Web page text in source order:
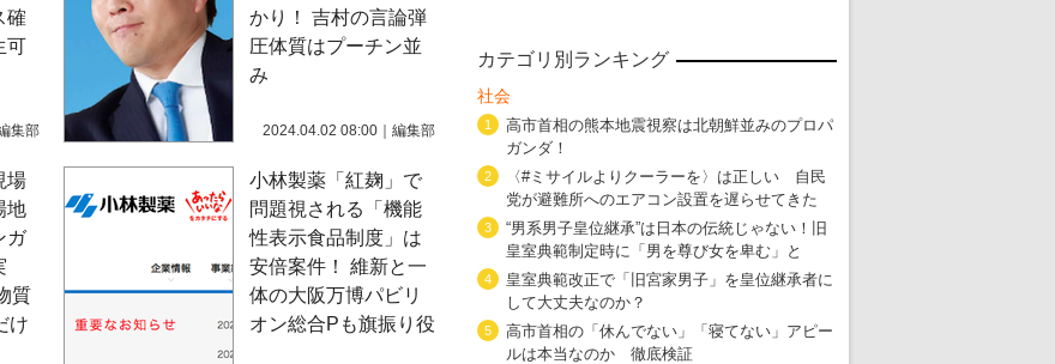
確
可
集部
かり！ 吉村の言論弾
圧体質はプーチン並
み
2024.04.02 08:00 編集部
場
地
ガ
質
け
小林製薬「紅麹」で
問題視される「機能
性表示食品制度」は
安倍案件！ 維新と一
体の大阪万博パビリ
オン総合Pも旗振り役
カテゴリ別ランキング
社会
1
高市首相の熊本地震視察は北朝鮮並みのプロパ
ガンダ！
2
〈#ミサイルよりクーラーを〉は正しい 自民
党が避難所へのエアコン設置を遅らせてきた
3
“男系男子皇位継承”は日本の伝統じゃない！旧
皇室典範制定時に「男を尊び女を卑む」と
4
皇室典範改正で「旧宮家男子」を皇位継承者に
して大丈夫なのか？
5
高市首相の「休んでない」「寝てない」アピー
ルは本当なのか 徹底検証